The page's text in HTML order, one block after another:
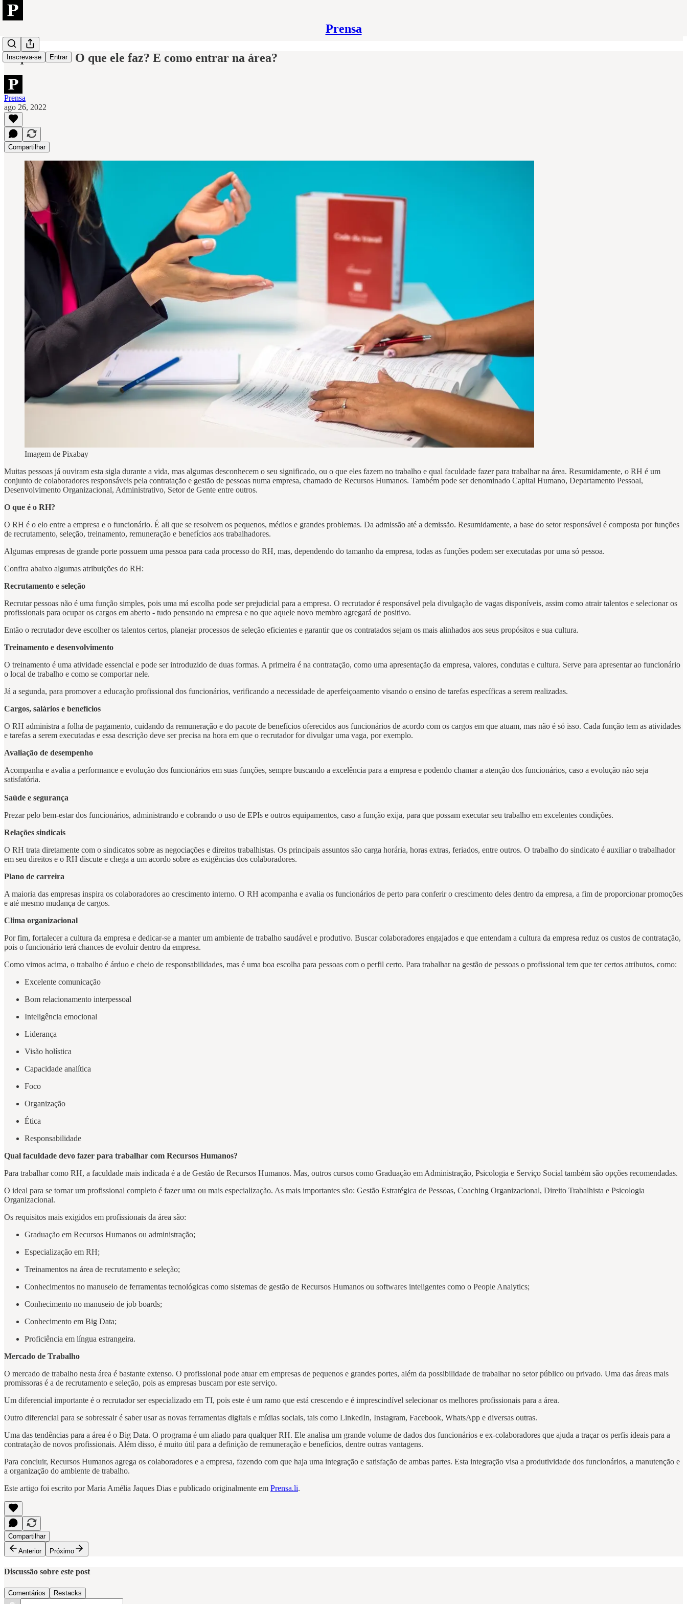
Prensa
Inscreva-se Entrar
O que é RH? O que ele faz? E como entrar na área?
Prensa
ago 26, 2022
Compartilhar
Imagem de Pixabay
Muitas pessoas já ouviram esta sigla durante a vida, mas algumas desconhecem o seu significado, ou o que eles fazem no trabalho e qual faculdade fazer para trabalhar na área. Resumidamente, o RH é um
conjunto de colaboradores responsáveis pela contratação e gestão de pessoas numa empresa, chamado de Recursos Humanos. Também pode ser denominado Capital Humano, Departamento Pessoal,
Desenvolvimento Organizacional, Administrativo, Setor de Gente entre outros.
O que é o RH?
O RH é o elo entre a empresa e o funcionário. É ali que se resolvem os pequenos, médios e grandes problemas. Da admissão até a demissão. Resumidamente, a base do setor responsável é composta por funções
de recrutamento, seleção, treinamento, remuneração e benefícios aos trabalhadores.
Algumas empresas de grande porte possuem uma pessoa para cada processo do RH, mas, dependendo do tamanho da empresa, todas as funções podem ser executadas por uma só pessoa.
Confira abaixo algumas atribuições do RH:
Recrutamento e seleção
Recrutar pessoas não é uma função simples, pois uma má escolha pode ser prejudicial para a empresa. O recrutador é responsável pela divulgação de vagas disponíveis, assim como atrair talentos e selecionar os
profissionais para ocupar os cargos em aberto - tudo pensando na empresa e no que aquele novo membro agregará de positivo.
Então o recrutador deve escolher os talentos certos, planejar processos de seleção eficientes e garantir que os contratados sejam os mais alinhados aos seus propósitos e sua cultura.
Treinamento e desenvolvimento
O treinamento é uma atividade essencial e pode ser introduzido de duas formas. A primeira é na contratação, como uma apresentação da empresa, valores, condutas e cultura. Serve para apresentar ao funcionário
o local de trabalho e como se comportar nele.
Já a segunda, para promover a educação profissional dos funcionários, verificando a necessidade de aperfeiçoamento visando o ensino de tarefas específicas a serem realizadas.
Cargos, salários e benefícios
O RH administra a folha de pagamento, cuidando da remuneração e do pacote de benefícios oferecidos aos funcionários de acordo com os cargos em que atuam, mas não é só isso. Cada função tem as atividades
e tarefas a serem executadas e essa descrição deve ser precisa na hora em que o recrutador for divulgar uma vaga, por exemplo.
Avaliação de desempenho
Acompanha e avalia a performance e evolução dos funcionários em suas funções, sempre buscando a excelência para a empresa e podendo chamar a atenção dos funcionários, caso a evolução não seja
satisfatória.
Saúde e segurança
Prezar pelo bem-estar dos funcionários, administrando e cobrando o uso de EPIs e outros equipamentos, caso a função exija, para que possam executar seu trabalho em excelentes condições.
Relações sindicais
O RH trata diretamente com o sindicatos sobre as negociações e direitos trabalhistas. Os principais assuntos são carga horária, horas extras, feriados, entre outros. O trabalho do sindicato é auxiliar o trabalhador
em seu direitos e o RH discute e chega a um acordo sobre as exigências dos colaboradores.
Plano de carreira
A maioria das empresas inspira os colaboradores ao crescimento interno. O RH acompanha e avalia os funcionários de perto para conferir o crescimento deles dentro da empresa, a fim de proporcionar promoções
e até mesmo mudança de cargos.
Clima organizacional
Por fim, fortalecer a cultura da empresa e dedicar-se a manter um ambiente de trabalho saudável e produtivo. Buscar colaboradores engajados e que entendam a cultura da empresa reduz os custos de contratação,
pois o funcionário terá chances de evoluir dentro da empresa.
Como vimos acima, o trabalho é árduo e cheio de responsabilidades, mas é uma boa escolha para pessoas com o perfil certo. Para trabalhar na gestão de pessoas o profissional tem que ter certos atributos, como:
Excelente comunicação
Bom relacionamento interpessoal
Inteligência emocional
Liderança
Visão holística
Capacidade analítica
Foco
Organização
Ética
Responsabilidade
Qual faculdade devo fazer para trabalhar com Recursos Humanos?
Para trabalhar como RH, a faculdade mais indicada é a de Gestão de Recursos Humanos. Mas, outros cursos como Graduação em Administração, Psicologia e Serviço Social também são opções recomendadas.
O ideal para se tornar um profissional completo é fazer uma ou mais especialização. As mais importantes são: Gestão Estratégica de Pessoas, Coaching Organizacional, Direito Trabalhista e Psicologia
Organizacional.
Os requisitos mais exigidos em profissionais da área são:
Graduação em Recursos Humanos ou administração;
Especialização em RH;
Treinamentos na área de recrutamento e seleção;
Conhecimentos no manuseio de ferramentas tecnológicas como sistemas de gestão de Recursos Humanos ou softwares inteligentes como o People Analytics;
Conhecimento no manuseio de job boards;
Conhecimento em Big Data;
Proficiência em língua estrangeira.
Mercado de Trabalho
O mercado de trabalho nesta área é bastante extenso. O profissional pode atuar em empresas de pequenos e grandes portes, além da possibilidade de trabalhar no setor público ou privado. Uma das áreas mais
promissoras é a de recrutamento e seleção, pois as empresas buscam por este serviço.
Um diferencial importante é o recrutador ser especializado em TI, pois este é um ramo que está crescendo e é imprescindível selecionar os melhores profissionais para a área.
Outro diferencial para se sobressair é saber usar as novas ferramentas digitais e mídias sociais, tais como LinkedIn, Instagram, Facebook, WhatsApp e diversas outras.
Uma das tendências para a área é o Big Data. O programa é um aliado para qualquer RH. Ele analisa um grande volume de dados dos funcionários e ex-colaboradores que ajuda a traçar os perfis ideais para a
contratação de novos profissionais. Além disso, é muito útil para a definição de remuneração e benefícios, dentre outras vantagens.
Para concluir, Recursos Humanos agrega os colaboradores e a empresa, fazendo com que haja uma integração e satisfação de ambas partes. Esta integração visa a produtividade dos funcionários, a manutenção e
a organização do ambiente de trabalho.
Este artigo foi escrito por Maria Amélia Jaques Dias e publicado originalmente em Prensa.li.
Compartilhar
Anterior
Próximo
Discussão sobre este post
Comentários Restacks